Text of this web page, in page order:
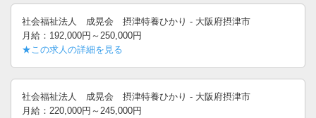
社会福祉法人 成晃会 摂津特養ひかり - 大阪府摂津市
月給：192,000円～250,000円
★この求人の詳細を見る
社会福祉法人 成晃会 摂津特養ひかり - 大阪府摂津市
月給：220,000円～245,000円